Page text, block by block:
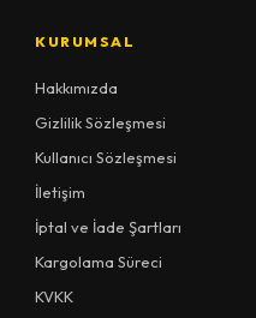
KURUMSAL
Hakkımızda
Gizlilik Sözleşmesi
Kullanıcı Sözleşmesi
İletişim
İptal ve İade Şartları
Kargolama Süreci
KVKK